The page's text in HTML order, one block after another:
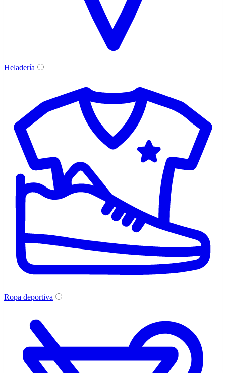
Heladería
Ropa deportiva